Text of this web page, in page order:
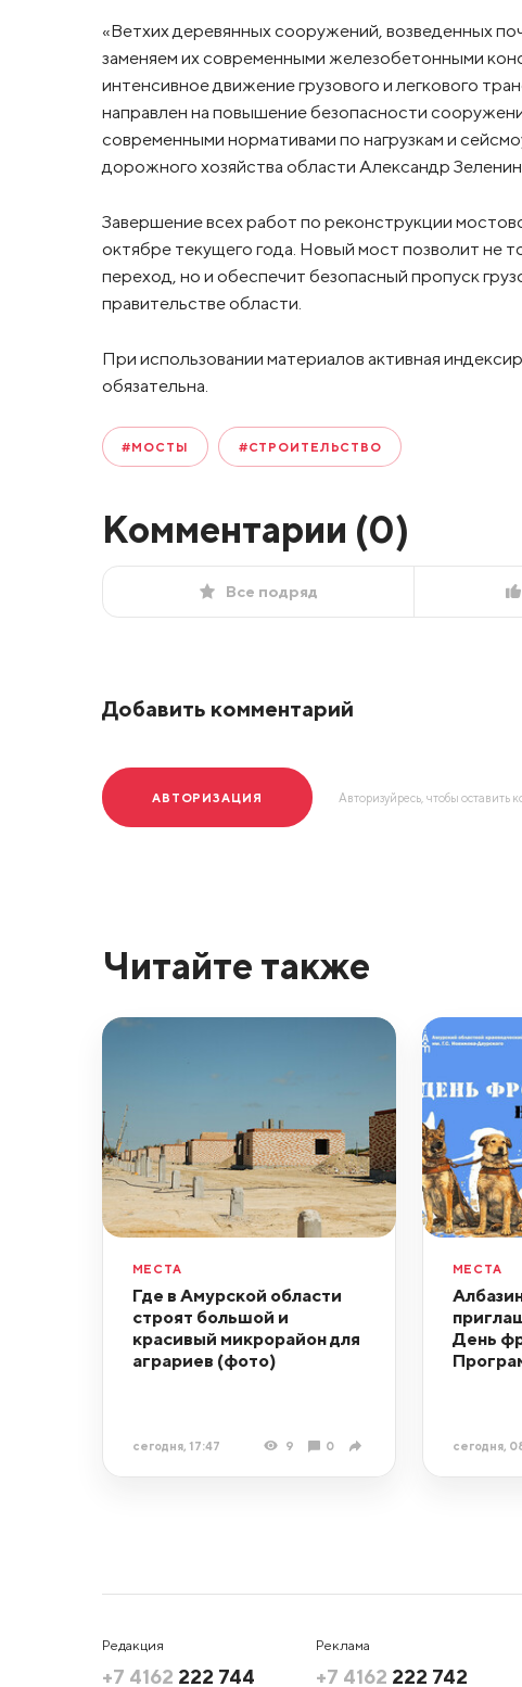
«Ветхих деревянных сооружений, возведенных
заменяем их современными железобетонными
интенсивное движение грузового и легкового
направлен на повышение безопасности
современными нормативами по нагрузкам и
дорожного хозяйства области Александр Зеленин.
Завершение всех работ по реконструкции
октябре текущего года. Новый мост позволит не
переход, но и обеспечит безопасный пропуск
правительстве области.
При использовании материалов активная
обязательна.
#МОСТЫ #СТРОИТЕЛЬСТВО
Комментарии (0)
Все подряд
Добавить комментарий
АВТОРИЗАЦИЯ Авторизуйресь, чтобы оставить
Читайте также
МЕСТА
Где в Амурской области
строят большой и
красивый микрорайон для
аграриев (фото)
сегодня, 17:47 9 0
МЕСТА
День
сегодня,
Редакция
+7 4162 222 744
Реклама
+7 4162 222 742